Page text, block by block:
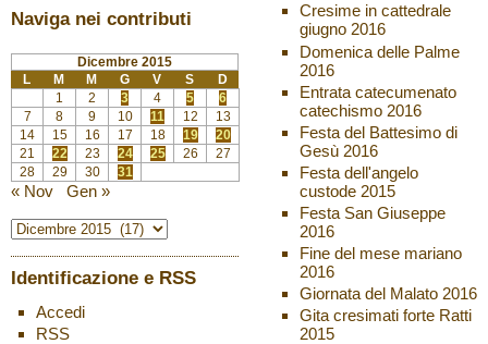
Naviga nei contributi
Dicembre 2015
L
M M G V S
D
1
2 3 4 5
6
7
8 9 10 11 12
13
14
15 16 17 18 19
20
21
22 23 24 25 26
27
28
29 30 31
« Nov Gen »
Identificazione e RSS
Accedi
RSS
Cresime in cattedrale
giugno 2016
Domenica delle Palme
2016
Entrata catecumenato
catechismo 2016
Festa del Battesimo di
Gesù 2016
Festa dell'angelo
custode 2015
Festa San Giuseppe
2016
Fine del mese mariano
2016
Giornata del Malato 2016
Gita cresimati forte Ratti
2015